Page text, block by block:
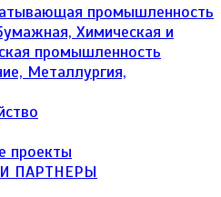
промышленность
Химическая и
промышленность
Металлургия,
проекты
ПАРТНЕРЫ